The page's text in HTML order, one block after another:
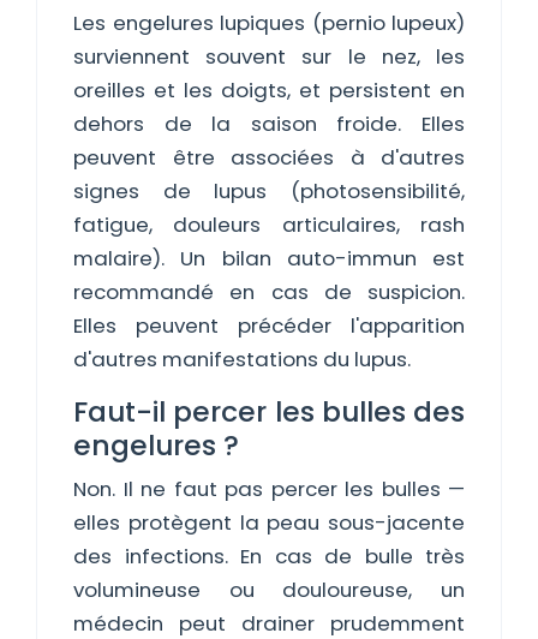
Les engelures lupiques (pernio lupeux)
surviennent souvent sur le nez, les
oreilles et les doigts, et persistent en
dehors de la saison froide. Elles
peuvent être associées à d'autres
signes de lupus (photosensibilité,
fatigue, douleurs articulaires, rash
malaire). Un bilan auto-immun est
recommandé en cas de suspicion.
Elles peuvent précéder l'apparition
d'autres manifestations du lupus.
Faut-il percer les bulles des
engelures ?
Non. Il ne faut pas percer les bulles —
elles protègent la peau sous-jacente
des infections. En cas de bulle très
volumineuse ou douloureuse, un
médecin peut drainer prudemment